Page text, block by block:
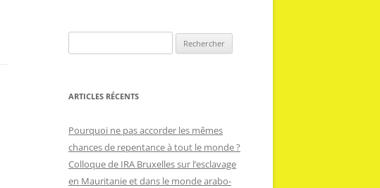
e
h
r
h
ARTICLES RÉCENTS
Pourquoi ne pas accorder les mêmes
chances de repentance à tout le monde ?
Colloque de IRA Bruxelles sur l’esclavage
en Mauritanie et dans le monde arabo-